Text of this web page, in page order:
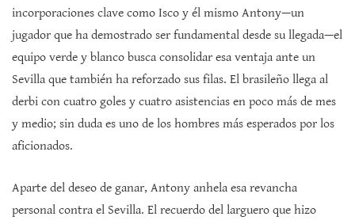
incorporaciones clave como Isco y él mismo Antony—un
jugador que ha demostrado ser fundamental desde su llegada—el
equipo verde y blanco busca consolidar esa ventaja ante un
Sevilla que también ha reforzado sus filas. El brasileño llega al
derbi con cuatro goles y cuatro asistencias en poco más de mes
y medio; sin duda es uno de los hombres más esperados por los
aficionados.
Aparte del deseo de ganar, Antony anhela esa revancha
personal contra el Sevilla. El recuerdo del larguero que hizo